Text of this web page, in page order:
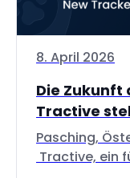
8. April 2026
Die
Tractive
Pasching,
Tractive, ein